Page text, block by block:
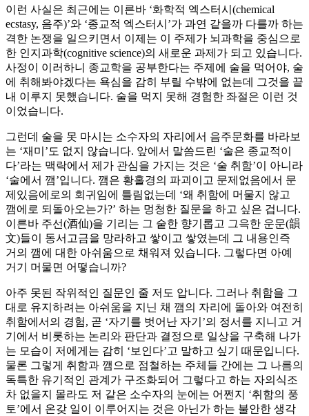
이런 사실은 최근에는 이른바 ‘화학적 엑스터시(chemical
ecstasy, 음주)’와 ‘종교적 엑스터시’가 과연 같을까 다를까 하는
격한 논쟁을 일으키면서 이제는 이 주제가 뇌과학을 중심으로
한 인지과학(cognitive science)의 새로운 과제가 되고 있습니다.
사정이 이러하니 종교학을 공부한다는 주제에 술을 먹어야, 술
에 취해봐야겠다는 욕심을 감히 부릴 수밖에 없는데 그것을 끝
내 이루지 못했습니다. 술을 먹지 못해 경험한 좌절은 이런 것
이었습니다.
그런데 술을 못 마시는 소수자의 자리에서 음주문화를 바라보
는 ‘재미’도 없지 않습니다. 앞에서 말씀드린 ‘술은 종교적이
다’라는 맥락에서 제가 관심을 가지는 것은 ‘술 취함’이 아니라
‘술에서 깸’입니다. 깸은 황홀경의 파괴이고 문제없음에서 문
제있음에로의 회귀임에 틀림없는데 ‘왜 취함에 머물지 않고
깸에로 되돌아오는가?’ 하는 멍청한 질문을 하고 싶은 겁니다.
이른바 주선(酒仙)을 기리는 그 숱한 향기롭고 그윽한 운문(韻
文)들이 동서고금을 망라하고 쌓이고 쌓였는데 그 내용인즉
거의 깸에 대한 아쉬움으로 채워져 있습니다. 그렇다면 아예
거기 머물면 어떻습니까?
아주 못된 작위적인 질문인 줄 저도 압니다. 그러나 취함을 그
대로 유지하려는 아쉬움을 지닌 채 깸의 자리에 돌아와 여전히
취함에서의 경험, 곧 ‘자기를 벗어난 자기’의 정서를 지니고 거
기에서 비롯하는 논리와 판단과 결정으로 일상을 구축해 나가
는 모습이 저에게는 감히 ‘보인다’고 말하고 싶기 때문입니다.
물론 그렇게 취함과 깸으로 점철하는 주체들 간에는 그 나름의
독특한 유기적인 관계가 구조화되어 그렇다고 하는 자의식조
차 없을지 몰라도 저 같은 소수자의 눈에는 어쩐지 ‘취함의 풍
토’에서 온갖 일이 이루어지는 것은 아닌가 하는 불안한 생각